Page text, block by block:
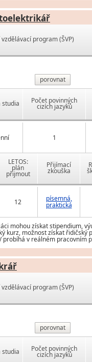
program (ŠVP)
porovnat
studia Počet povinných
cizích jazyků
1
LETOS:
plán
přijmout
Přijímací
zkouška
12 písemná,
praktická
mohou získat stipendium,
kurz, možnost získat řidičský
probíhá v reálném pracovním
program (ŠVP)
porovnat
studia Počet povinných
cizích jazyků